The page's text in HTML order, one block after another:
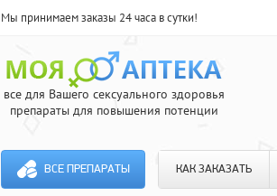
Мы принимаем заказы 24 часа в сутки!
все для Вашего сексуального здоровья
препараты для повышения потенции
ВСЕ ПРЕПАРАТЫ КАК ЗАКАЗАТЬ